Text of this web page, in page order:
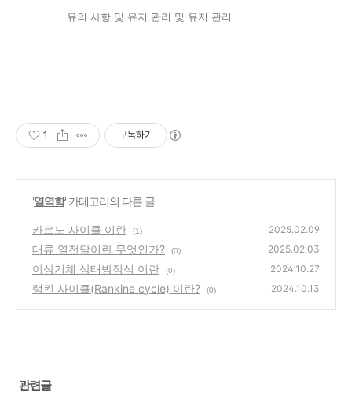
유의 사항 및 유지 관리 및 유지 관리
1 구독하기
'열역학' 카테고리의 다른 글
카르노 사이클 이란 (1) 2025.02.09
대류 열전달이란 무엇인가? (0) 2025.02.03
이상기체 상태방정식 이란 (0) 2024.10.27
랭킨 사이클(Rankine cycle) 이란? (0) 2024.10.13
관련글